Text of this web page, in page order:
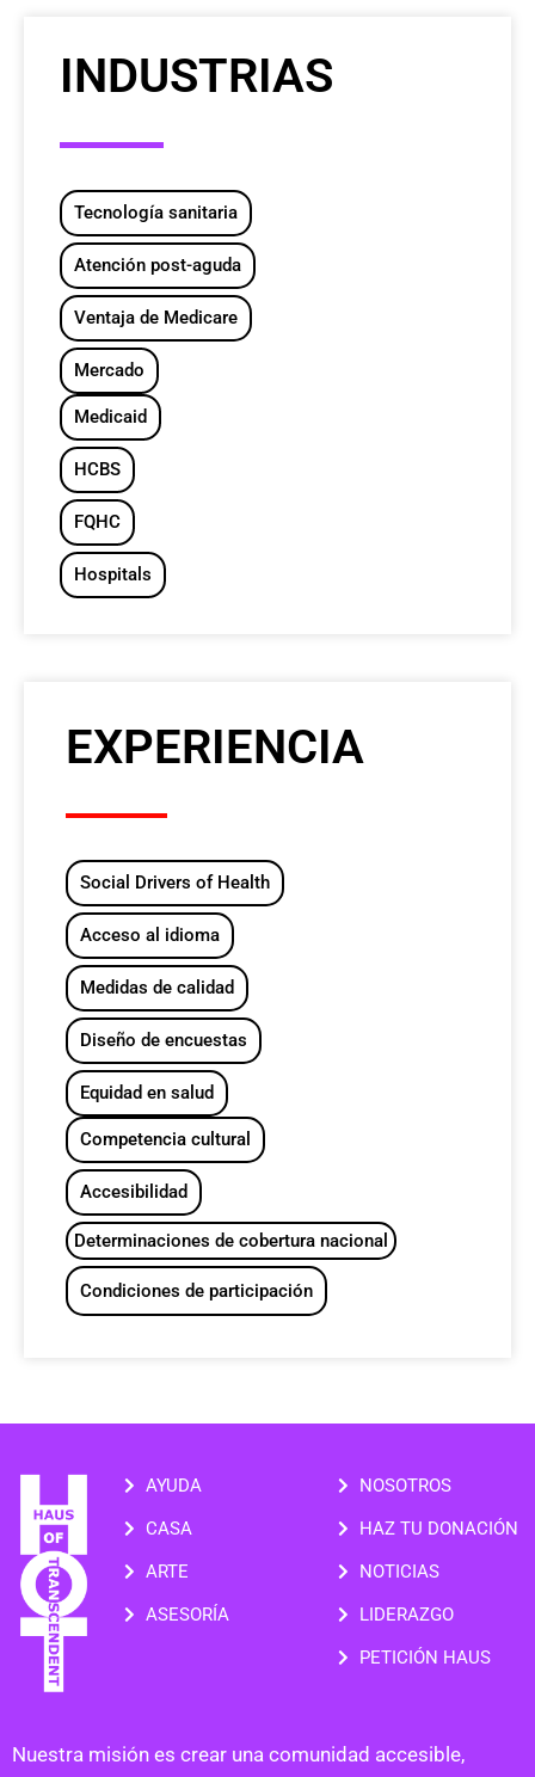
INDUSTRIAS
Tecnología sanitaria
Atención post-aguda
Ventaja de Medicare
Mercado
Medicaid
HCBS
FQHC
Hospitals
EXPERIENCIA
Social Drivers of Health
Acceso al idioma
Medidas de calidad
Diseño de encuestas
Equidad en salud
Competencia cultural
Accesibilidad
Determinaciones de cobertura nacional
Condiciones de participación
AYUDA
CASA
ARTE
ASESORÍA
NOSOTROS
HAZ TU DONACIÓN
NOTICIAS
LIDERAZGO
PETICIÓN HAUS
Nuestra misión es crear una comunidad accesible,